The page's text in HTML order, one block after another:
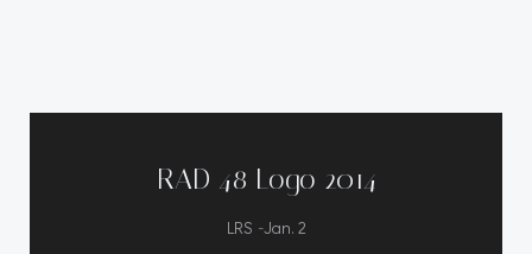
RAD 48 Logo 2014
LRS -Jan. 2